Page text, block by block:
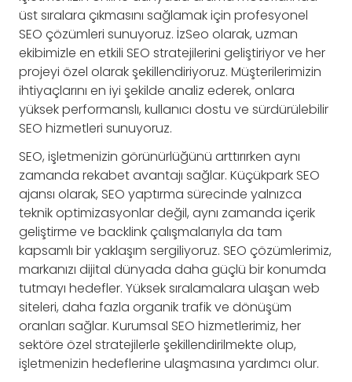
üst sıralara çıkmasını sağlamak için profesyonel
SEO çözümleri sunuyoruz. İzSeo olarak, uzman
ekibimizle en etkili SEO stratejilerini geliştiriyor ve her
projeyi özel olarak şekillendiriyoruz. Müşterilerimizin
ihtiyaçlarını en iyi şekilde analiz ederek, onlara
yüksek performanslı, kullanıcı dostu ve sürdürülebilir
SEO hizmetleri sunuyoruz.
SEO, işletmenizin görünürlüğünü arttırırken aynı
zamanda rekabet avantajı sağlar. Küçükpark SEO
ajansı olarak, SEO yaptırma sürecinde yalnızca
teknik optimizasyonlar değil, aynı zamanda içerik
geliştirme ve backlink çalışmalarıyla da tam
kapsamlı bir yaklaşım sergiliyoruz. SEO çözümlerimiz,
markanızı dijital dünyada daha güçlü bir konumda
tutmayı hedefler. Yüksek sıralamalara ulaşan web
siteleri, daha fazla organik trafik ve dönüşüm
oranları sağlar. Kurumsal SEO hizmetlerimiz, her
sektöre özel stratejilerle şekillendirilmekte olup,
işletmenizin hedeflerine ulaşmasına yardımcı olur.